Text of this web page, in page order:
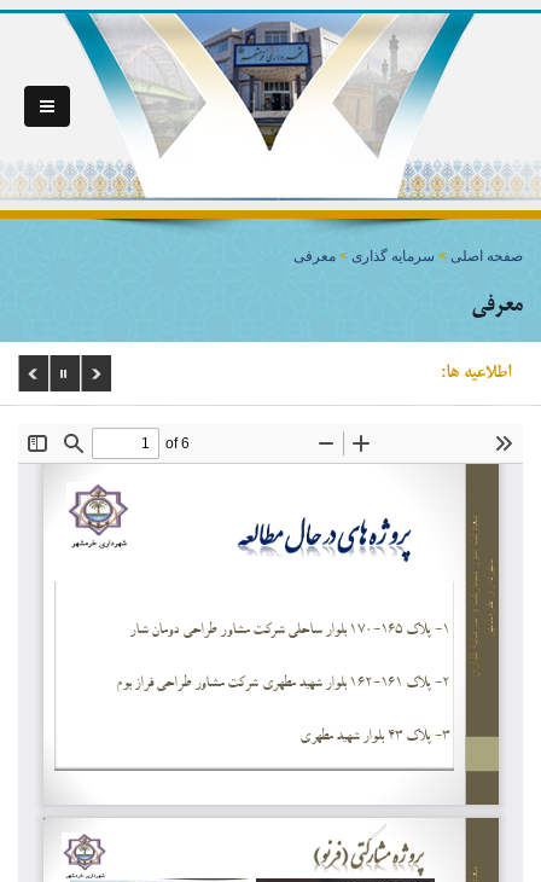
صفحه اصلی > سرمایه گذاری > معرفی
معرفی
اطلاعیه ها: